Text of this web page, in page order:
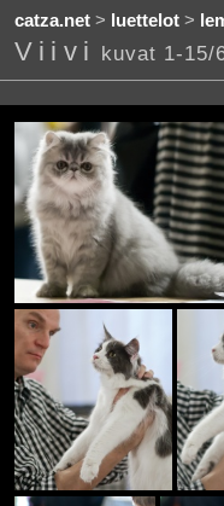
catza.net> luettelot>
Viivi kuvat 1-15/